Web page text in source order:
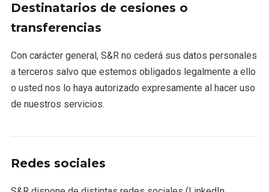
Destinatarios de cesiones o
transferencias
Con carácter general, S&R no cederá sus datos personales
a terceros salvo que estemos obligados legalmente a ello
o usted nos lo haya autorizado expresamente al hacer uso
de nuestros servicios.
Redes sociales